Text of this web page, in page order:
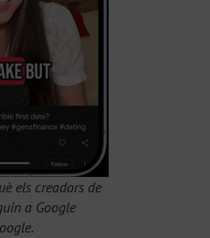
els creadors de
a Google